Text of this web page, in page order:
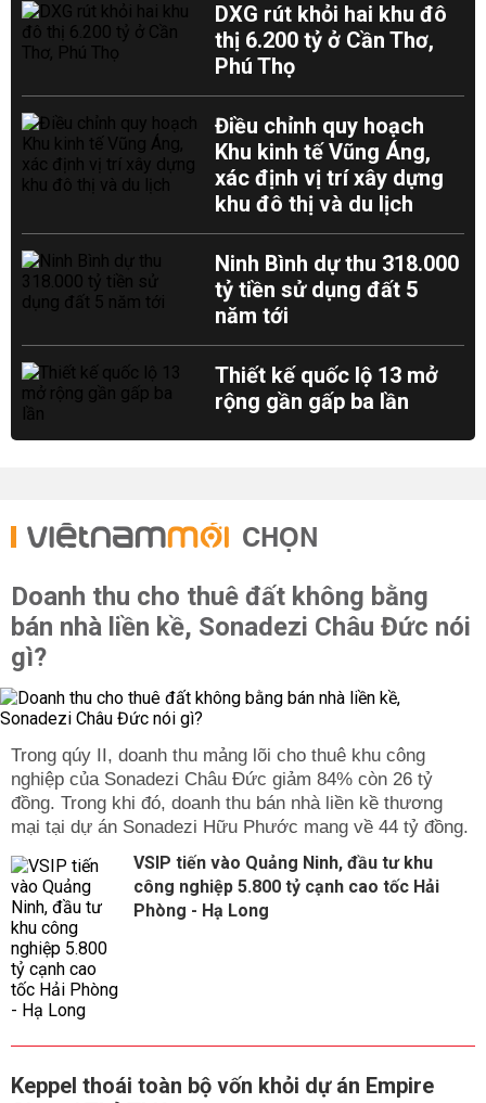
DXG rút khỏi hai khu đô
thị 6.200 tỷ ở Cần Thơ,
Phú Thọ
Điều chỉnh quy hoạch
Khu kinh tế Vũng Áng,
xác định vị trí xây dựng
khu đô thị và du lịch
Ninh Bình dự thu 318.000
tỷ tiền sử dụng đất 5
năm tới
Thiết kế quốc lộ 13 mở
rộng gần gấp ba lần
CHỌN
Doanh thu cho thuê đất không bằng
bán nhà liền kề, Sonadezi Châu Đức nói
gì?
Trong qúy II, doanh thu mảng lõi cho thuê khu công
nghiệp của Sonadezi Châu Đức giảm 84% còn 26 tỷ
đồng. Trong khi đó, doanh thu bán nhà liền kề thương
mại tại dự án Sonadezi Hữu Phước mang về 44 tỷ đồng.
VSIP tiến vào Quảng Ninh, đầu tư khu
công nghiệp 5.800 tỷ cạnh cao tốc Hải
Phòng - Hạ Long
Keppel thoái toàn bộ vốn khỏi dự án Empire